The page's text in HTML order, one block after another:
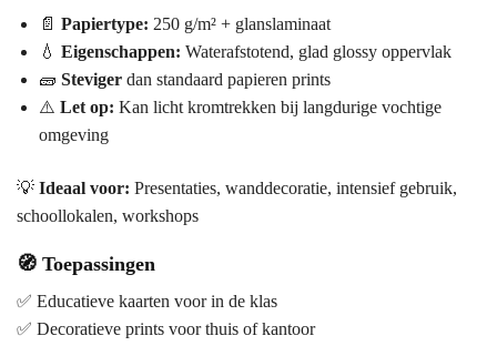
📄 Papiertype: 250 g/m² + glanslaminaat
💧 Eigenschappen: Waterafstotend, glad glossy oppervlak
🧱 Steviger dan standaard papieren prints
⚠️ Let op: Kan licht kromtrekken bij langdurige vochtige
omgeving
💡 Ideaal voor: Presentaties, wanddecoratie, intensief gebruik,
schoollokalen, workshops
🧭 Toepassingen
✅ Educatieve kaarten voor in de klas
✅ Decoratieve prints voor thuis of kantoor